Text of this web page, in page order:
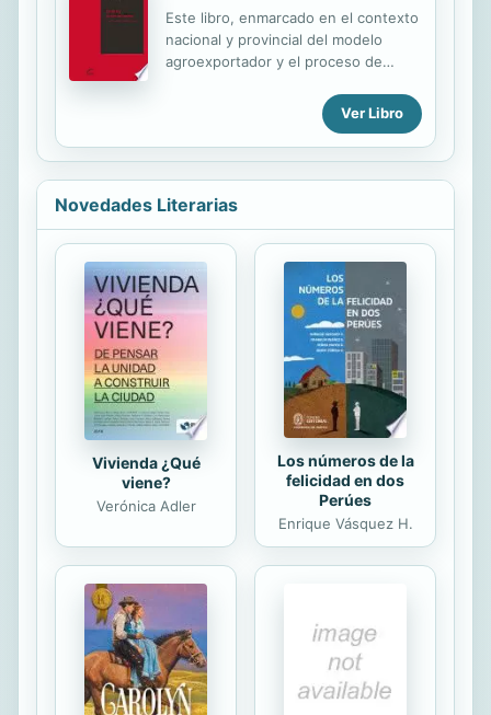
Este libro, enmarcado en el contexto
nacional y provincial del modelo
agroexportador y el proceso de
de importaciones, está dedicado al
estudio del servicio público de
electricidad en la localidad de Pozo
se introduce uno de los adelantos
más importantes de la segunda fase
de la Revolución Industrial: la
electricidad. Se pone énfasis a la
acción desplegada por la cooperativa
eléctrica constituida en 1957 hasta
que logra concretar el sueño de
tener el edificio propio. Se tiene ...
Ver Libro
Novedades Literarias
Vivienda ¿Qué
viene?
Verónica Adler
Los números de la
felicidad en dos
Perúes
Enrique Vásquez H.